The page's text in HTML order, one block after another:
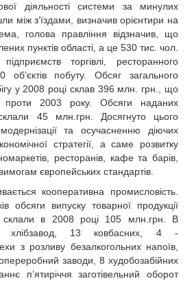
діяльності системи за минулих
між з’їздами, визначив орієнтири на
голова правління відзначив, що
пунктів області, а це 530 тис. чол.
торгівлі, ресторанного
об’єктів побуту. Обсяг загального
у 2008 році склав 396 млн. грн., що
2003 року. Обсяги наданих
45 млн.грн. Досягнуто цього
та осучасненню діючих
стратегії, а саме розвитку
ресторанів, кафе та барів,
європейських стандартів.
кооперативна промисловість.
обсяги випуску товарної продукції
і склали в 2008 році 105 млн.грн. В
хлібзавод, 13 ковбасних, 4 -
з розливу безалкогольних напоїв,
заводи, 8 худобозабійних
п’ятиріччя заготівельний оборот